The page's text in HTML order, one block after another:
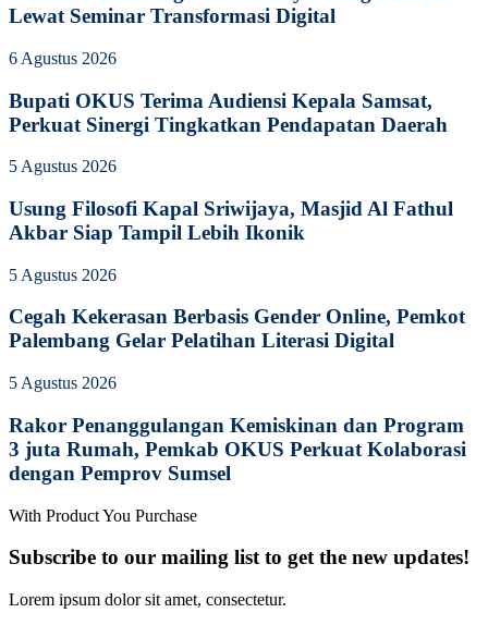
Lewat Seminar Transformasi Digital
6 Agustus 2026
Bupati OKUS Terima Audiensi Kepala Samsat,
Perkuat Sinergi Tingkatkan Pendapatan Daerah
5 Agustus 2026
Usung Filosofi Kapal Sriwijaya, Masjid Al Fathul
Akbar Siap Tampil Lebih Ikonik
5 Agustus 2026
Cegah Kekerasan Berbasis Gender Online, Pemkot
Palembang Gelar Pelatihan Literasi Digital
5 Agustus 2026
Rakor Penanggulangan Kemiskinan dan Program
3 juta Rumah, Pemkab OKUS Perkuat Kolaborasi
dengan Pemprov Sumsel
With Product You Purchase
Subscribe to our mailing list to get the new updates!
Lorem ipsum dolor sit amet, consectetur.